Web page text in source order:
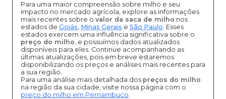
Para uma maior compreensão sobre milho e seu
impacto no mercado agrícola, explore as informações
mais recentes sobre o valor da saca de milho nos
estados de Goiás, Minas Gerais e São Paulo. Esses
estados exercem uma influência significativa sobre o
preço do milho, e possuímos dados atualizados
disponíveis para eles. Continue acompanhando as
últimas atualizações, pois em breve estaremos
disponibilizando os preços e análises mais recentes para
a sua região.
Para uma análise mais detalhada dos preços do milho
na região da sua cidade, visite nossa página com o
preço do milho em Pernambuco.